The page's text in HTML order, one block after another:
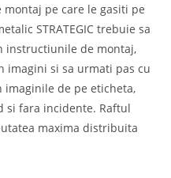
pe care le gasiti pe
STRATEGIC trebuie sa
instructiunile de montaj,
imagini si sa urmati pas cu
de pe eticheta,
si fara incidente. Raftul
maxima distribuita